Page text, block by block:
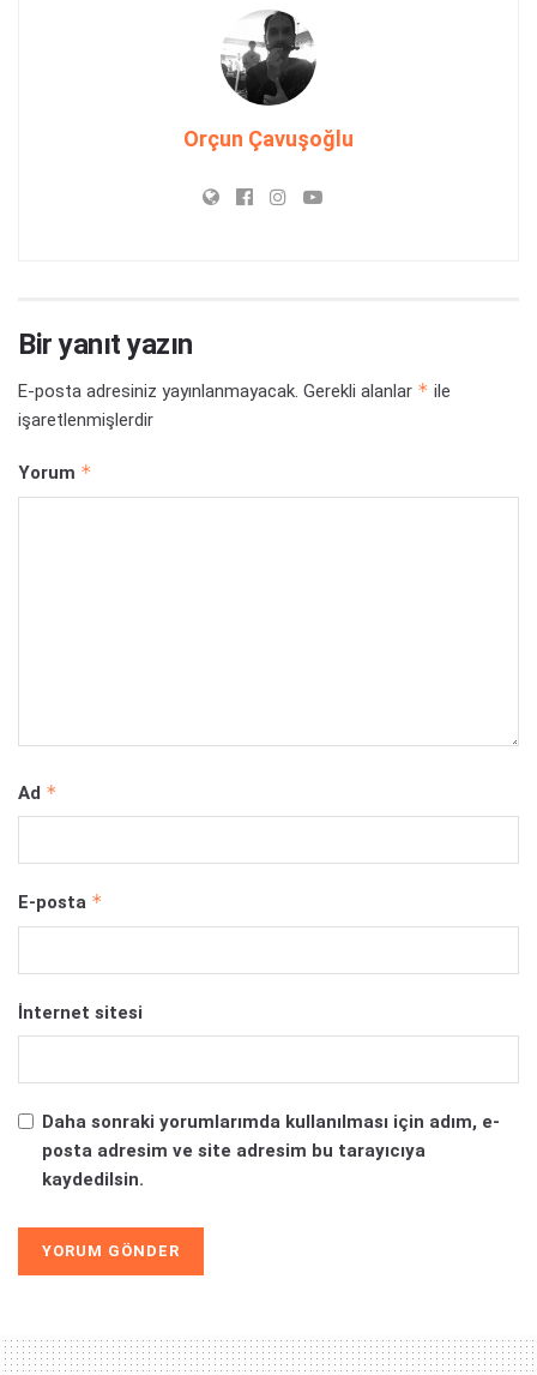
Orçun Çavuşoğlu
Bir yanıt yazın
E-posta adresiniz yayınlanmayacak. Gerekli alanlar * ile
işaretlenmişlerdir
Yorum *
Ad *
E-posta *
İnternet sitesi
Daha sonraki yorumlarımda kullanılması için adım, e-
posta adresim ve site adresim bu tarayıcıya
kaydedilsin.